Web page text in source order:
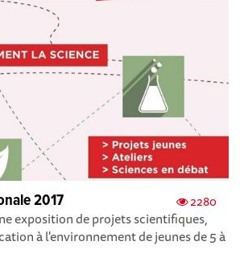
2280
2017
exposition de projets scientifiques,
à l'environnement de jeunes de 5 à